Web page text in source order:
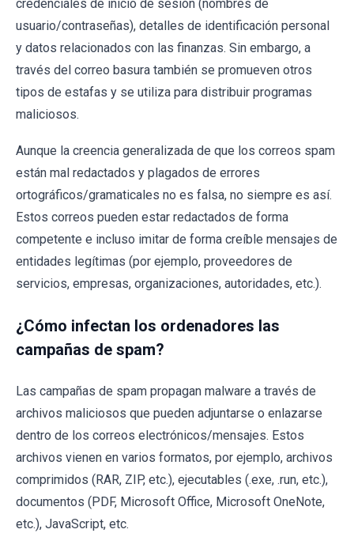
credenciales de inicio de sesión (nombres de
usuario/contraseñas), detalles de identificación personal
y datos relacionados con las finanzas. Sin embargo, a
través del correo basura también se promueven otros
tipos de estafas y se utiliza para distribuir programas
maliciosos.
Aunque la creencia generalizada de que los correos spam
están mal redactados y plagados de errores
ortográficos/gramaticales no es falsa, no siempre es así.
Estos correos pueden estar redactados de forma
competente e incluso imitar de forma creíble mensajes de
entidades legítimas (por ejemplo, proveedores de
servicios, empresas, organizaciones, autoridades, etc.).
¿Cómo infectan los ordenadores las
campañas de spam?
Las campañas de spam propagan malware a través de
archivos maliciosos que pueden adjuntarse o enlazarse
dentro de los correos electrónicos/mensajes. Estos
archivos vienen en varios formatos, por ejemplo, archivos
comprimidos (RAR, ZIP, etc.), ejecutables (.exe, .run, etc.),
documentos (PDF, Microsoft Office, Microsoft OneNote,
etc.), JavaScript, etc.